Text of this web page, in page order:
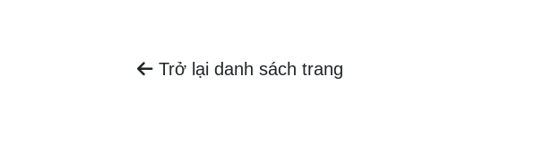
Trở lại danh sách trang